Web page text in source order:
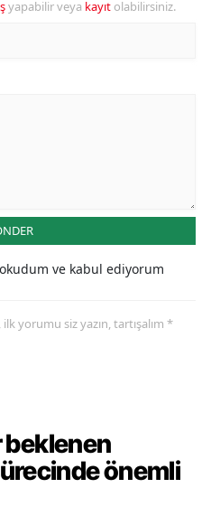
yapabilir veya kayıt olabilirsiniz.
okudum ve kabul ediyorum
yorumu siz yazın, tartışalım *
beklenen
önemli